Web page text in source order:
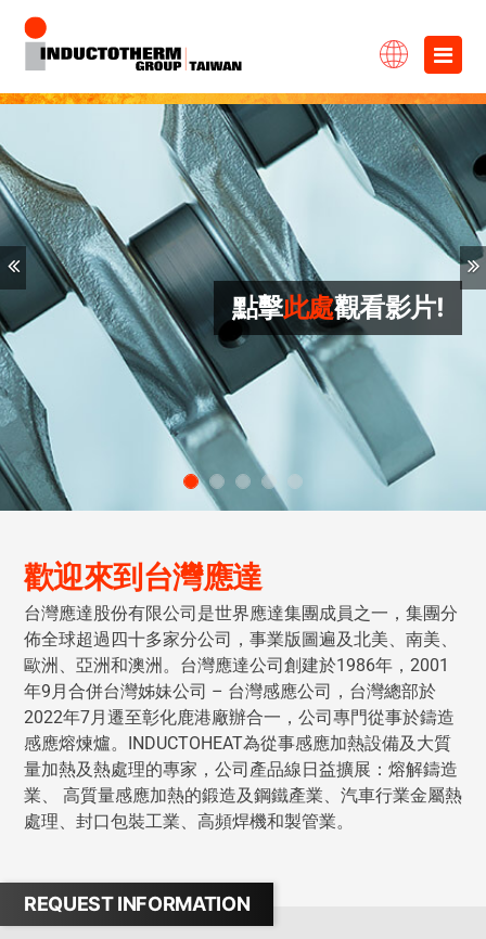
×
主
要
內
容
Previous
點擊此處觀看影片! 點擊
歡迎來到台灣應達
台灣應達股份有限公司是世界應達集團成員之一，集團分
佈全球超過四十多家分公司，事業版圖遍及北美、南美、
歐洲、亞洲和澳洲。台灣應達公司創建於1986年，2001
年9月合併台灣姊妹公司 – 台灣感應公司，台灣總部於
2022年7月遷至彰化鹿港廠辦合一，公司專門從事於鑄造
感應熔煉爐。INDUCTOHEAT為從事感應加熱設備及大質
量加熱及熱處理的專家，公司產品線日益擴展：熔解鑄造
業、 高質量感應加熱的鍛造及鋼鐵產業、汽車行業金屬熱
處理、封口包裝工業、高頻焊機和製管業。
REQUEST INFORMATION